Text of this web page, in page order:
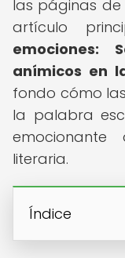
las páginas de
artículo
emociones:
anímicos en
fondo cómo
la palabra
literaria.
Índice